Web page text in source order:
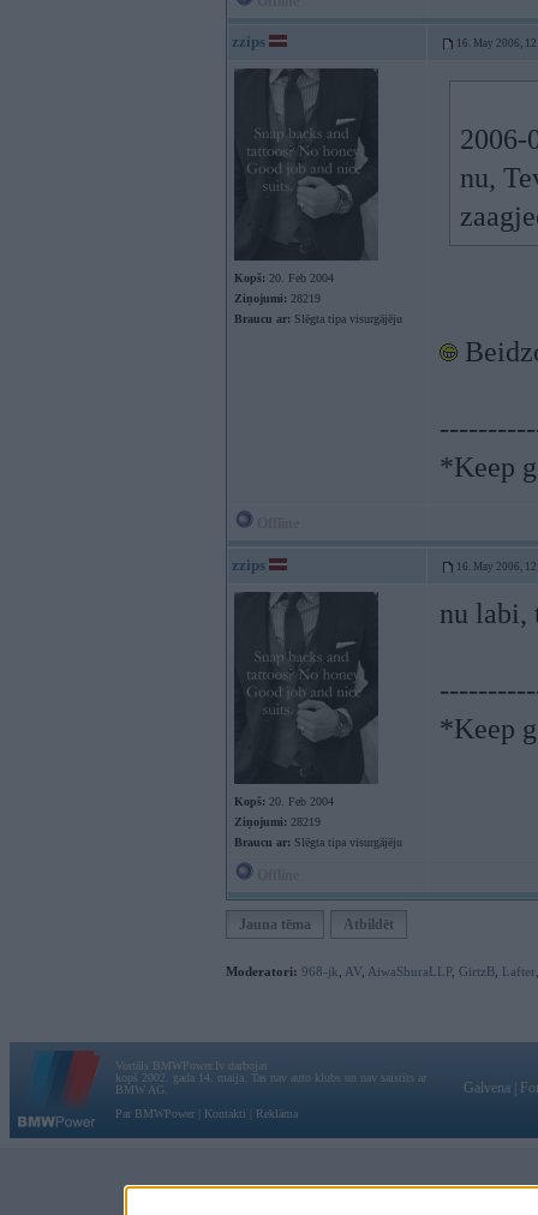
zzips 16. May 2006,
Kopš: 20. Feb 2004
Ziņojumi: 28219
Braucu ar: Slēgta tipa visurgājēju
2006-
nu,
*Keep
zzips 16. May 2006,
Kopš: 20. Feb 2004
Ziņojumi: 28219
Braucu ar: Slēgta tipa visurgājēju
nu labi,
*Keep
Jauna tēma Atbildēt
Moderatori: 968-jk AV AiwaShuraLLP, GirtzB Lafter
Vortāls BMWPower.lv darbojas
kopš 2002. gada 14. maija. Tas nav auto klubs un nav saistīts ar
BMW AG.
Par BMWPower
Kontakti Reklāma
Galvena